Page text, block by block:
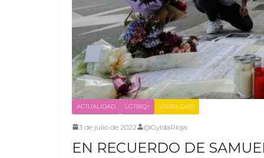
ACTUALIDAD LGTBIQ+ VISIBILIDAD
3 de julio de 2022 @GyldaRioja
EN RECUERDO DE